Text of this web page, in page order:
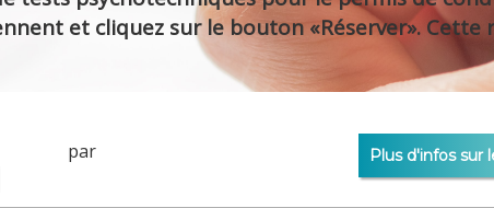
et cliquez sur le bouton «Réserver».
par Plus d'infos sur